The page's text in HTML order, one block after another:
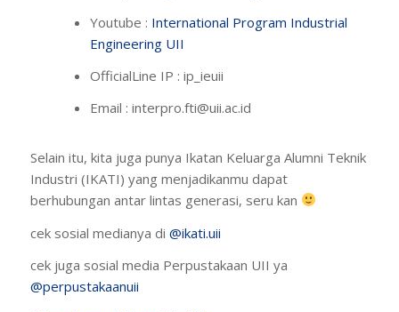
Youtube : International Program Industrial
Engineering UII
OfficialLine IP : ip_ieuii
Email : interpro.fti@uii.ac.id
Selain itu, kita juga punya Ikatan Keluarga Alumni Teknik
Industri (IKATI) yang menjadikanmu dapat
berhubungan antar lintas generasi, seru kan
cek sosial medianya di @ikati.uii
cek juga sosial media Perpustakaan UII ya
@perpustakaanuii